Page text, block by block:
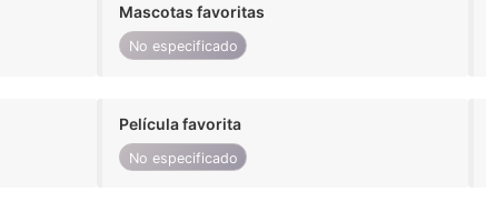
Mascotas favoritas
No especificado
Película favorita
No especificado